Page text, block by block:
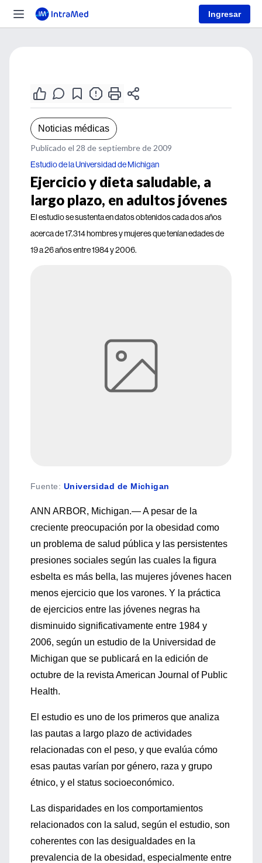
Ingresar
Noticias médicas
Publicado el 28 de septiembre de 2009
Estudio de la Universidad de Michigan
Ejercicio y dieta saludable, a
largo plazo, en adultos jóvenes
El estudio se sustenta en datos obtenidos cada dos años
acerca de 17.314 hombres y mujeres que tenían edades de
19 a 26 años entre 1984 y 2006.
Fuente: Universidad de Michigan
ANN ARBOR, Michigan.— A pesar de la
creciente preocupación por la obesidad como
un problema de salud pública y las persistentes
presiones sociales según las cuales la figura
esbelta es más bella, las mujeres jóvenes hacen
menos ejercicio que los varones. Y la práctica
de ejercicios entre las jóvenes negras ha
disminuido significativamente entre 1984 y
2006, según un estudio de la Universidad de
Michigan que se publicará en la edición de
octubre de la revista American Journal of Public
Health.
El estudio es uno de los primeros que analiza
las pautas a largo plazo de actividades
relacionadas con el peso, y que evalúa cómo
esas pautas varían por género, raza y grupo
étnico, y el status socioeconómico.
Las disparidades en los comportamientos
relacionados con la salud, según el estudio, son
coherentes con las desigualdades en la
prevalencia de la obesidad, especialmente entre